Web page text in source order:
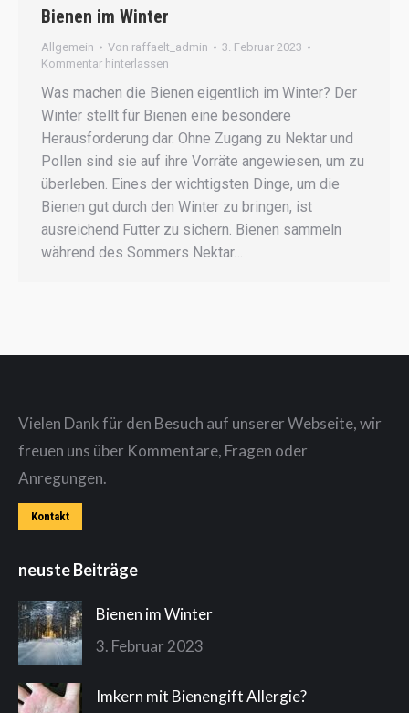
Bienen im Winter
Allgemein Von raffaelt_admin
3. Februar 2023
Kommentar hinterlassen
Was machen die Bienen eigentlich im Winter? Der
Winter stellt für Bienen eine besondere
Herausforderung dar. Ohne Zugang zu Nektar und
Pollen sind sie auf ihre Vorräte angewiesen, um zu
überleben. Eines der wichtigsten Dinge, um die
Bienen gut durch den Winter zu bringen, ist
ausreichend Futter zu sichern. Bienen sammeln
während des Sommers Nektar…
Vielen Dank für den Besuch auf unserer Webseite, wir
freuen uns über Kommentare, Fragen oder
Anregungen.
Kontakt
neuste Beiträge
Bienen im Winter
3. Februar 2023
Imkern mit Bienengift Allergie?